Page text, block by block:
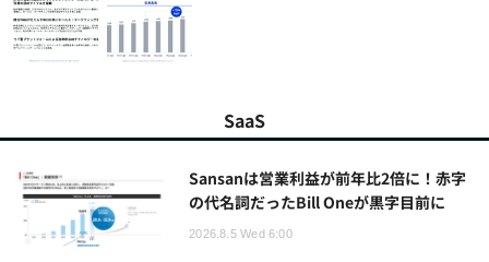
SaaS
Sansanは営業利益が前年比2倍に！赤字
の代名詞だったBill Oneが黒字目前に
2026.8.5 Wed 6:00